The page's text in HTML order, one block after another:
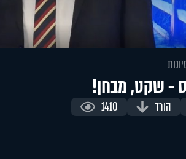
- שקט, מבחן!
הורד 1410